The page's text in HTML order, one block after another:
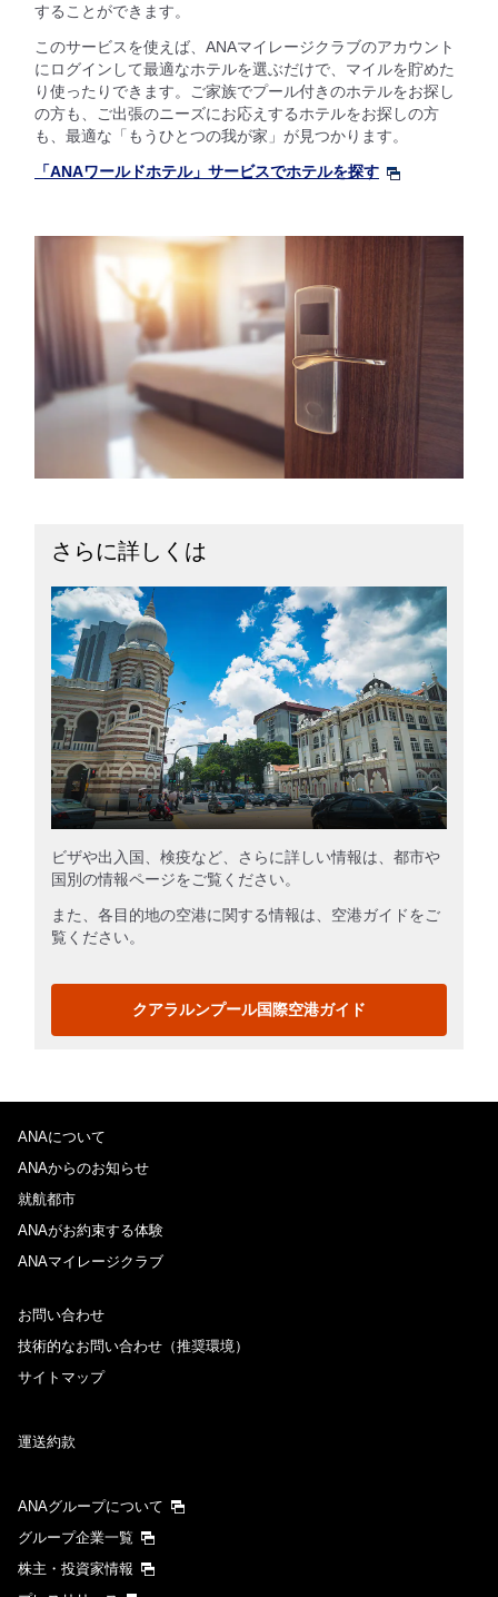
することができます。
このサービスを使えば、ANAマイレージクラブのアカウント
にログインして最適なホテルを選ぶだけで、マイルを貯めた
り使ったりできます。ご家族でプール付きのホテルをお探し
の方も、ご出張のニーズにお応えするホテルをお探しの方
も、最適な「もうひとつの我が家」が見つかります。
「ANAワールドホテル」サービスでホテルを探す
さらに詳しくは
ビザや出入国、検疫など、さらに詳しい情報は、都市や
国別の情報ページをご覧ください。
また、各目的地の空港に関する情報は、空港ガイドをご
覧ください。
クアラルンプール国際空港ガイド
ANAについて
ANAからのお知らせ
就航都市
ANAがお約束する体験
ANAマイレージクラブ
お問い合わせ
技術的なお問い合わせ（推奨環境）
サイトマップ
運送約款
ANAグループについて
グループ企業一覧
株主・投資家情報